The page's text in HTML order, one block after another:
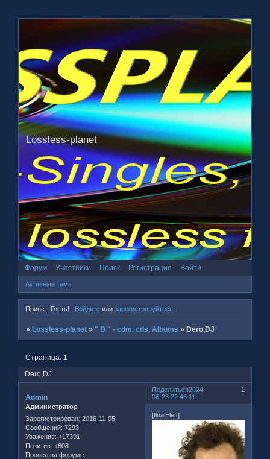
Lossless-planet
Форум Участники Поиск Регистрация Войти
Активные темы
Привет, Гость! Войдитеили зарегистрируйтесь.
» Lossless-planet » " D " - cdm, cds, Albums » Dero,DJ
Dero,DJ
Страница:1
Поделиться 1
2024-
06-23 22:46:11
Admin
Администратор
Зарегистрирован: 2016-11-05
Сообщений: 7293
Уважение: +17391
Позитив: +608
Провел на форуме:
[float=left]